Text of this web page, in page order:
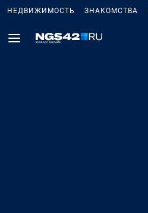
НЕДВИЖИМОСТЬ ЗНАКОМСТВА